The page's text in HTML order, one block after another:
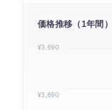
価格推移（1年間）
¥3,690
¥3,690